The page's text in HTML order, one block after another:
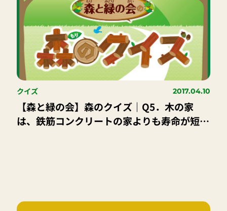
クイズ 2017.04.10
【森と緑の会】森のクイズ｜Q5．木の家
は、鉄筋コンクリートの家よりも寿命が短い